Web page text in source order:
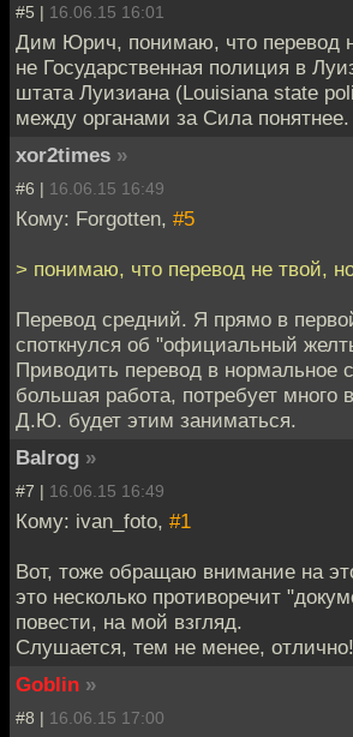
#5 | 16.06.15 16:01
Дим Юрич, понимаю, что перевод
не Государственная полиция в
штата Луизиана (Louisiana state
между органами за Сила понятнее.
xor2times »
#6 | 16.06.15 16:49
Кому: Forgotten, #5
> понимаю, что перевод не твой,
Перевод средний. Я прямо в
споткнулся об "официальный
Приводить перевод в нормальное
большая работа, потребует много
Д.Ю. будет этим заниматься.
Balrog »
#7 | 16.06.15 16:49
Кому: ivan_foto, #1
Вот, тоже обращаю внимание на
это несколько противоречит
повести, на мой взгляд.
Слушается, тем не менее, отлично!
Goblin »
#8 | 16.06.15 17:00